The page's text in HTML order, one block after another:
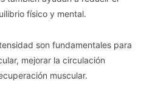
físico y mental.
son fundamentales para
mejorar la circulación
muscular.